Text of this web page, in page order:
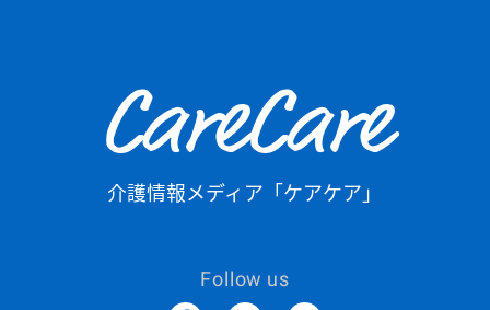
CareCare
介護情報メディア「ケアケア」
Follow us